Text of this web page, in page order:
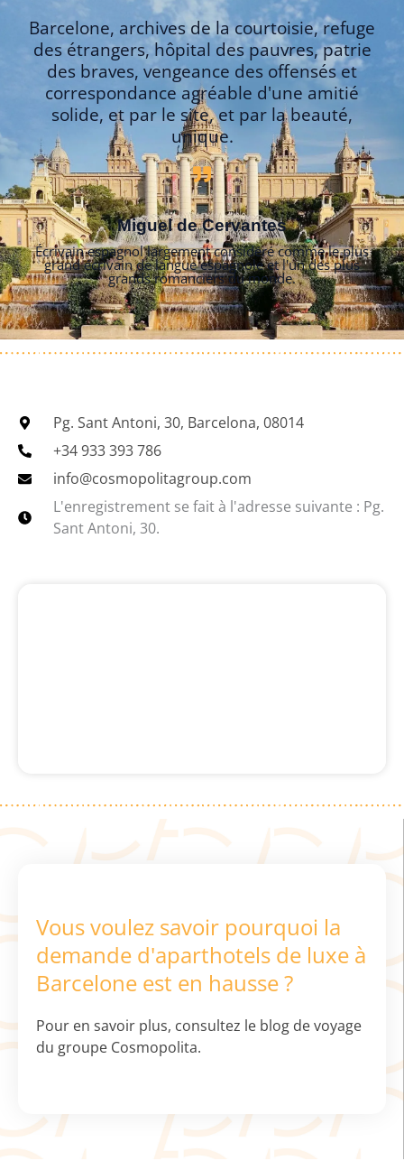
Barcelone, archives de la courtoisie, refuge
des étrangers, hôpital des pauvres, patrie
des braves, vengeance des offensés et
correspondance agréable d'une amitié
solide, et par le site, et par la beauté,
unique.
Miguel de Cervantes
Écrivain espagnol largement considéré comme le plus
grand écrivain de langue espagnole et l'un des plus
grands romanciers du monde.
Pg. Sant Antoni, 30, Barcelona, 08014
+34 933 393 786
info@cosmopolitagroup.com
L'enregistrement se fait à l'adresse suivante : Pg.
Sant Antoni, 30.
Vous voulez savoir pourquoi la
demande d'aparthotels de luxe à
Barcelone est en hausse ?
Pour en savoir plus, consultez le blog de voyage
du groupe Cosmopolita.